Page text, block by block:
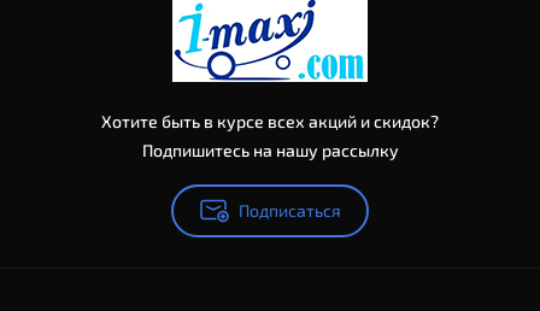
Хотите быть в курсе всех акций и скидок?
Подпишитесь на нашу рассылку
Подписаться